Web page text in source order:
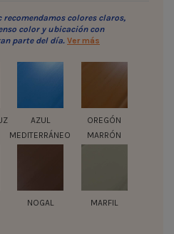
colores claros,
color y ubicación con
parte del día. Ver más
AZUL
MEDITERRÁNEO
OREGÓN
MARRÓN
NOGAL MARFIL